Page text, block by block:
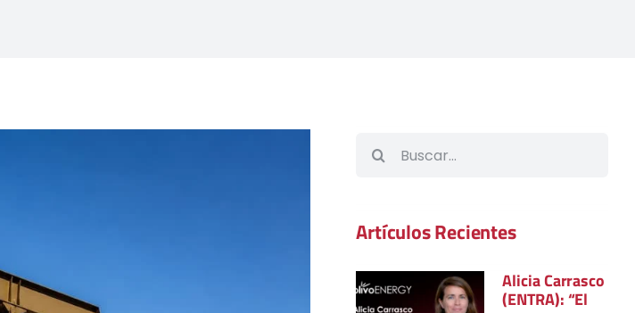
Buscar:
Artículos Recientes
Alicia Carrasco
(ENTRA): “El